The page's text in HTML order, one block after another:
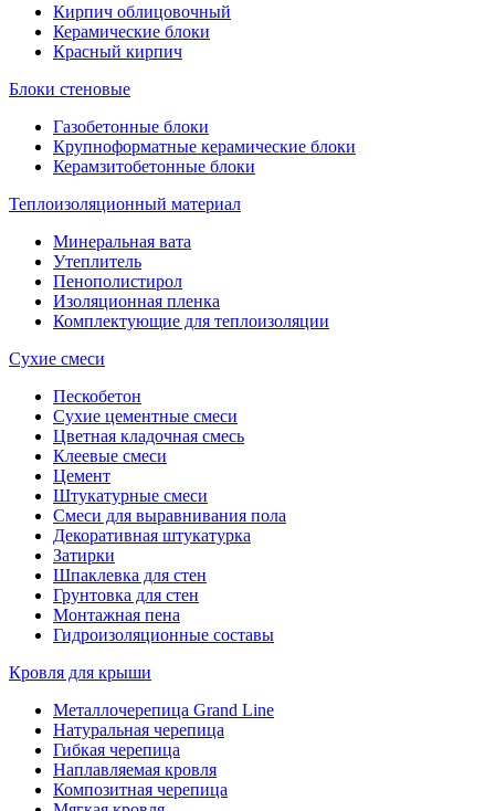
Кирпич облицовочный
Керамические блоки
Красный кирпич
Блоки стеновые
Газобетонные блоки
Крупноформатные керамические блоки
Керамзитобетонные блоки
Теплоизоляционный материал
Минеральная вата
Утеплитель
Пенополистирол
Изоляционная пленка
Комплектующие для теплоизоляции
Сухие смеси
Пескобетон
Сухие цементные смеси
Цветная кладочная смесь
Клеевые смеси
Цемент
Штукатурные смеси
Смеси для выравнивания пола
Декоративная штукатурка
Затирки
Шпаклевка для стен
Грунтовка для стен
Монтажная пена
Гидроизоляционные составы
Кровля для крыши
Металлочерепица Grand Line
Натуральная черепица
Гибкая черепица
Наплавляемая кровля
Композитная черепица